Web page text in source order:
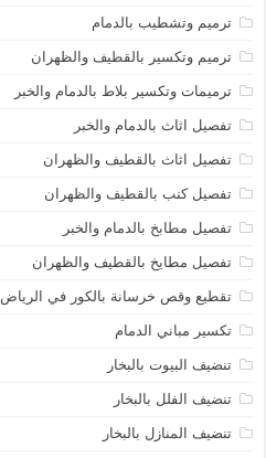
ترميم وتشطيب بالدمام
ترميم وتكسير بالقطيف والظهران
ترميمات وتكسير بلاط بالدمام والخبر
تفصيل اثاث بالدمام والخبر
تفصيل اثاث بالقطيف والظهران
تفصيل كنب بالقطيف والظهران
تفصيل مطابخ بالدمام والخبر
تفصيل مطايخ بالقطيف والظهران
تقطيع وقص خرسانة بالكور في الرياض
تكسير مباني الدمام
تنضيف البيوت بالبخار
تنضيف الفلل بالبخار
تنضيف المنازل بالبخار